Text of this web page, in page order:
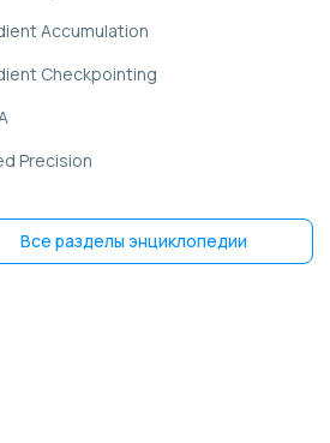
Accumulation
Checkpointing
Precision
Parallelism
Все разделы энциклопедии